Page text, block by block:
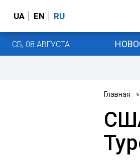
UA EN RU
СБ, 08 АВГУСТА
Главная »